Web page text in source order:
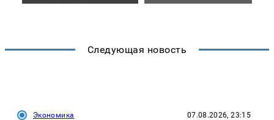
Следующая новость
Экономика 07.08.2026, 23:15